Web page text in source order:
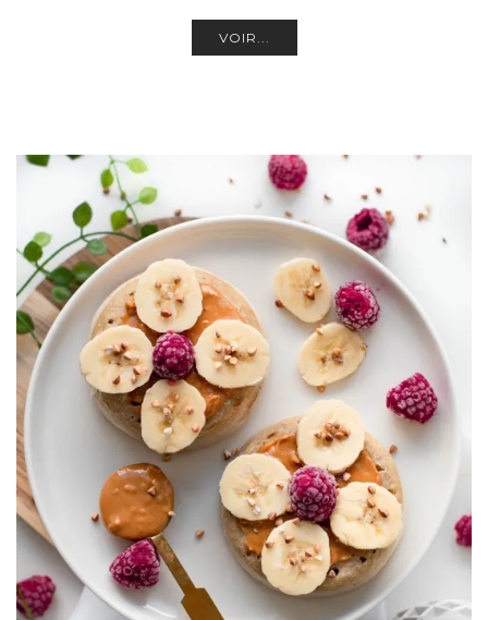
VOIR...